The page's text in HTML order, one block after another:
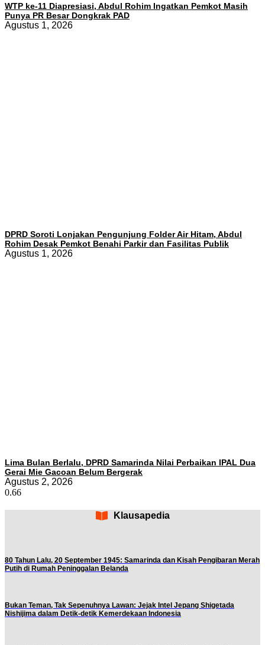
WTP ke-11 Diapresiasi, Abdul Rohim Ingatkan Pemkot Masih
Punya PR Besar Dongkrak PAD
Agustus 1, 2026
DPRD Soroti Lonjakan Pengunjung Folder Air Hitam, Abdul
Rohim Desak Pemkot Benahi Parkir dan Fasilitas Publik
Agustus 1, 2026
Lima Bulan Berlalu, DPRD Samarinda Nilai Perbaikan IPAL Dua
Gerai Mie Gacoan Belum Bergerak
Agustus 2, 2026
Klausapedia
80 Tahun Lalu, 20 September 1945: Samarinda dan Kisah Pengibaran Merah
Putih di Rumah Peninggalan Belanda
Bukan Teman, Tak Sepenuhnya Lawan: Jejak Intel Jepang Shigetada
Nishijima dalam Detik-detik Kemerdekaan Indonesia